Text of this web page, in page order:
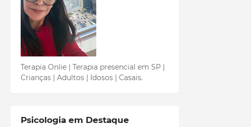
Terapia Onlie | Terapia presencial em SP |
Crianças | Adultos | Idosos | Casais.
Psicologia em Destaque